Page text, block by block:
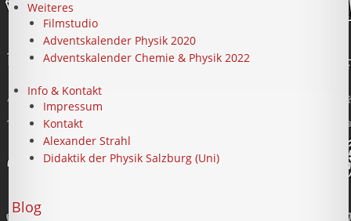
Weiteres
Filmstudio
Adventskalender Physik 2020
Adventskalender Chemie & Physik 2022
Info & Kontakt
Impressum
Kontakt
Alexander Strahl
Didaktik der Physik Salzburg (Uni)
Blog